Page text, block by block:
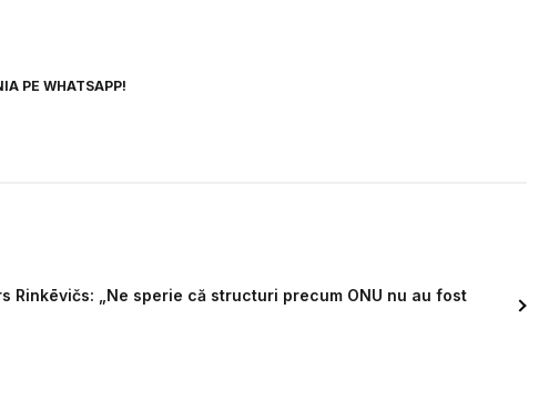
PE WHATSAPP!
Rinkēvičs: „Ne sperie că structuri precum ONU nu au fost